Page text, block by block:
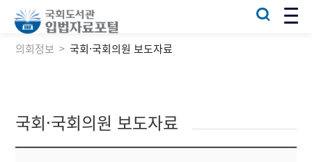
의회정보 국회·국회의원 보도자료
국회·국회의원 보도자료